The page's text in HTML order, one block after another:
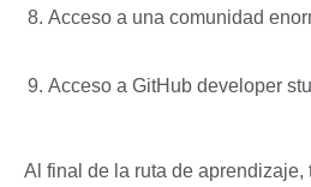
Acceso a una comunidad
Acceso a GitHub developer
Al final de la ruta de aprendizaje,